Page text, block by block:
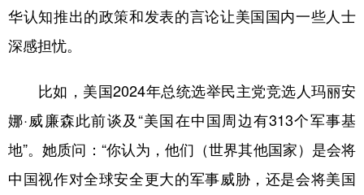
华认知推出的政策和发表的言论让美国国内一些人士
深感担忧。
比如，美国2024年总统选举民主党竞选人玛丽安
娜·威廉森此前谈及“美国在中国周边有313个军事基
地”。她质问：“你认为，他们（世界其他国家）是会将
中国视作对全球安全更大的军事威胁，还是会将美国